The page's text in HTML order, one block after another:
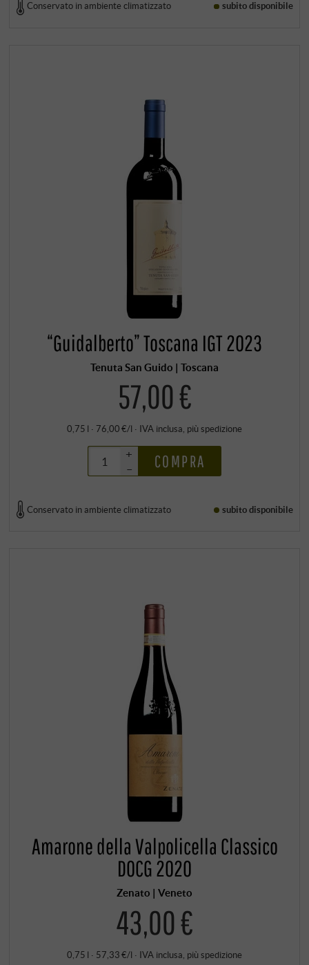
Conservato in ambiente climatizzato subito disponibile
“Guidalberto” Toscana IGT 2023
Tenuta San Guido | Toscana
57,00 €
0,75 l · 76,00 €/l · IVA inclusa, più spedizione
+
–
COMPRA
Conservato in ambiente climatizzato subito disponibile
Amarone della Valpolicella Classico
DOCG 2020
Zenato | Veneto
43,00 €
0,75 l · 57,33 €/l · IVA inclusa , più spedizione